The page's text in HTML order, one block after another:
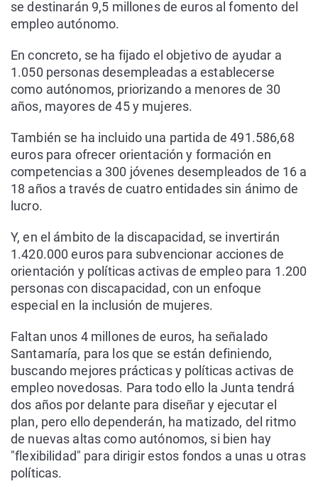
se destinarán 9,5 millones de euros al fomento del
empleo autónomo.
En concreto, se ha fijado el objetivo de ayudar a
1.050 personas desempleadas a establecerse
como autónomos, priorizando a menores de 30
años, mayores de 45 y mujeres.
También se ha incluido una partida de 491.586,68
euros para ofrecer orientación y formación en
competencias a 300 jóvenes desempleados de 16 a
18 años a través de cuatro entidades sin ánimo de
lucro.
Y, en el ámbito de la discapacidad, se invertirán
1.420.000 euros para subvencionar acciones de
orientación y políticas activas de empleo para 1.200
personas con discapacidad, con un enfoque
especial en la inclusión de mujeres.
Faltan unos 4 millones de euros, ha señalado
Santamaría, para los que se están definiendo,
buscando mejores prácticas y políticas activas de
empleo novedosas. Para todo ello la Junta tendrá
dos años por delante para diseñar y ejecutar el
plan, pero ello dependerán, ha matizado, del ritmo
de nuevas altas como autónomos, si bien hay
"flexibilidad" para dirigir estos fondos a unas u otras
políticas.